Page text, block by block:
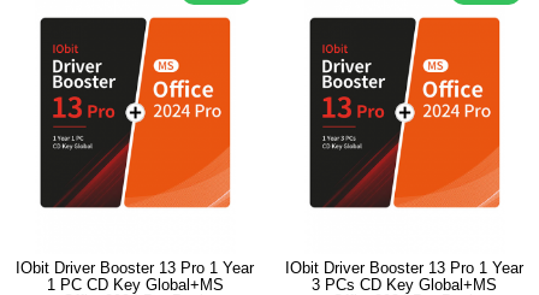
IObit Driver Booster 13 Pro 1 Year
1 PC CD Key Global+MS
IObit Driver Booster 13 Pro 1 Year
3 PCs CD Key Global+MS